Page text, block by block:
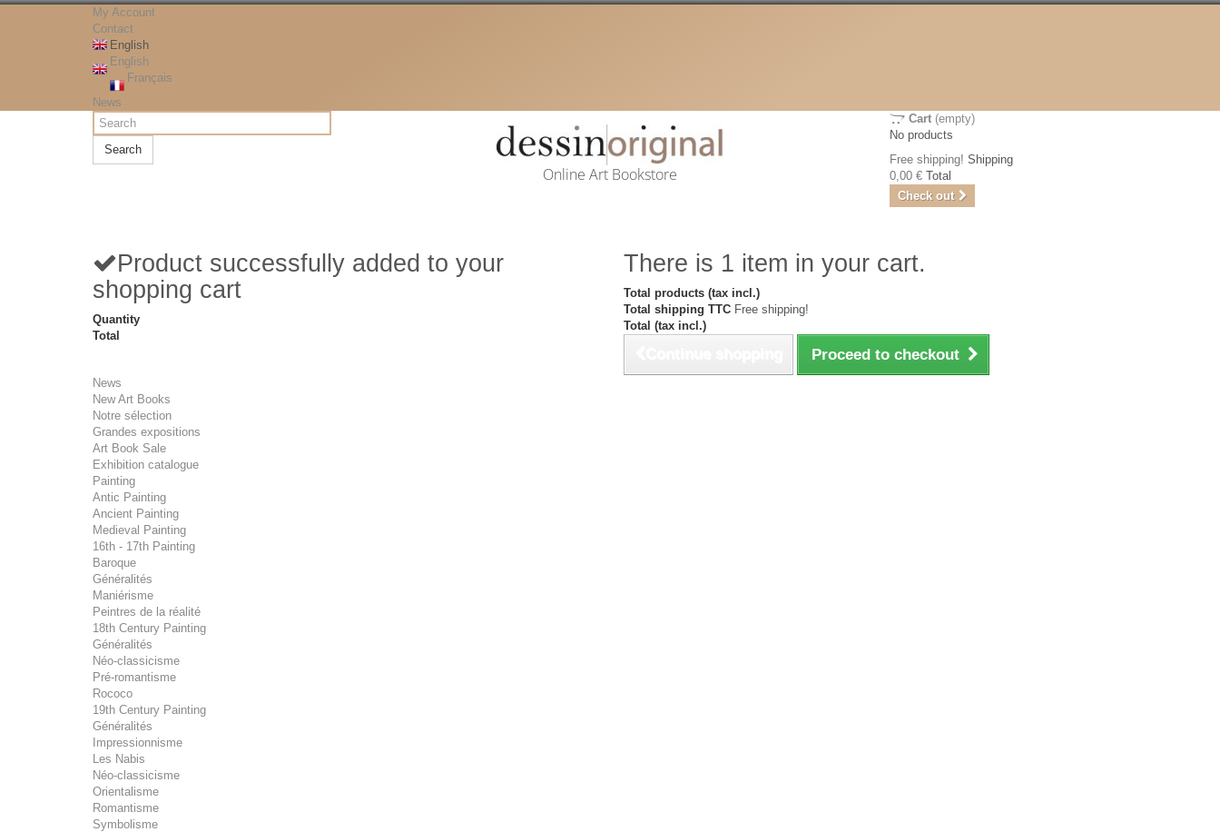
My Account
Contact
English
English
Français
News
Search
Online Art Bookstore
Cart (empty)
No products
Free shipping! Shipping
0,00 € Total
Check out
Product successfully added to your
shopping cart
Quantity
Total
There is 1 item in your cart.
Total products (tax incl.)
Total shipping TTC Free shipping!
Total (tax incl.)
Proceed to checkout
News
New Art Books
Notre sélection
Grandes expositions
Art Book Sale
Exhibition catalogue
Painting
Antic Painting
Ancient Painting
Medieval Painting
16th - 17th Painting
Baroque
Généralités
Maniérisme
Peintres de la réalité
18th Century Painting
Généralités
Néo-classicisme
Pré-romantisme
Rococo
19th Century Painting
Généralités
Impressionnisme
Les Nabis
Néo-classicisme
Orientalisme
Romantisme
Symbolisme